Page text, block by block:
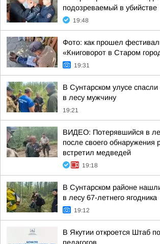
подозреваемый в убийстве
19:48
Фото: как прошел
«Книговорот в Старом
19:31
В Сунтарском улусе
в лесу мужчину
19:21
ВИДЕО: Потерявшийся в
после своего обнаружения
встретил медведей
19:18
В Сунтарском районе
в лесу 67-летнего ягодника
19:12
В Якутии откроется Штаб